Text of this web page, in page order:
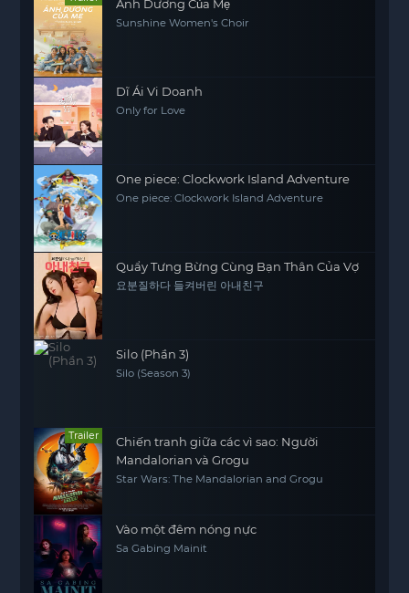
Ánh Dương Của Mẹ
Sunshine Women's Choir
Dĩ Ái Vi Doanh
Only for Love
One piece: Clockwork Island Adventure
One piece: Clockwork Island Adventure
Quẩy Tưng Bừng Cùng Bạn Thân Của Vợ
요분질하다 들켜버린 아내친구
Silo (Phần 3)
Silo (Season 3)
Trailer
Chiến tranh giữa các vì sao: Người
Mandalorian và Grogu
Star Wars: The Mandalorian and Grogu
Vào một đêm nóng nực
Sa Gabing Mainit